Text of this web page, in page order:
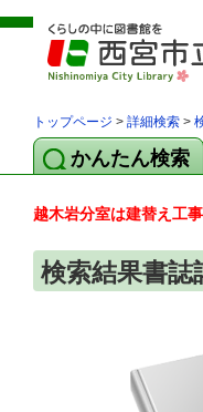
トップページ > 詳細検索 >
かんたん検索
越木岩分室は建替え工
検索結果書誌